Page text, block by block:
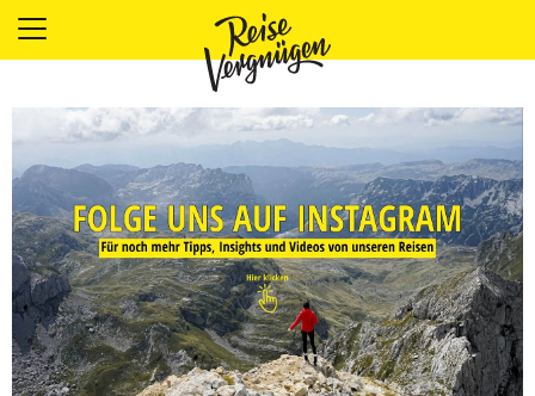
LÄNDER
UNTERKÜNFTE
FOOD
PLANUNG
OUTDOOR